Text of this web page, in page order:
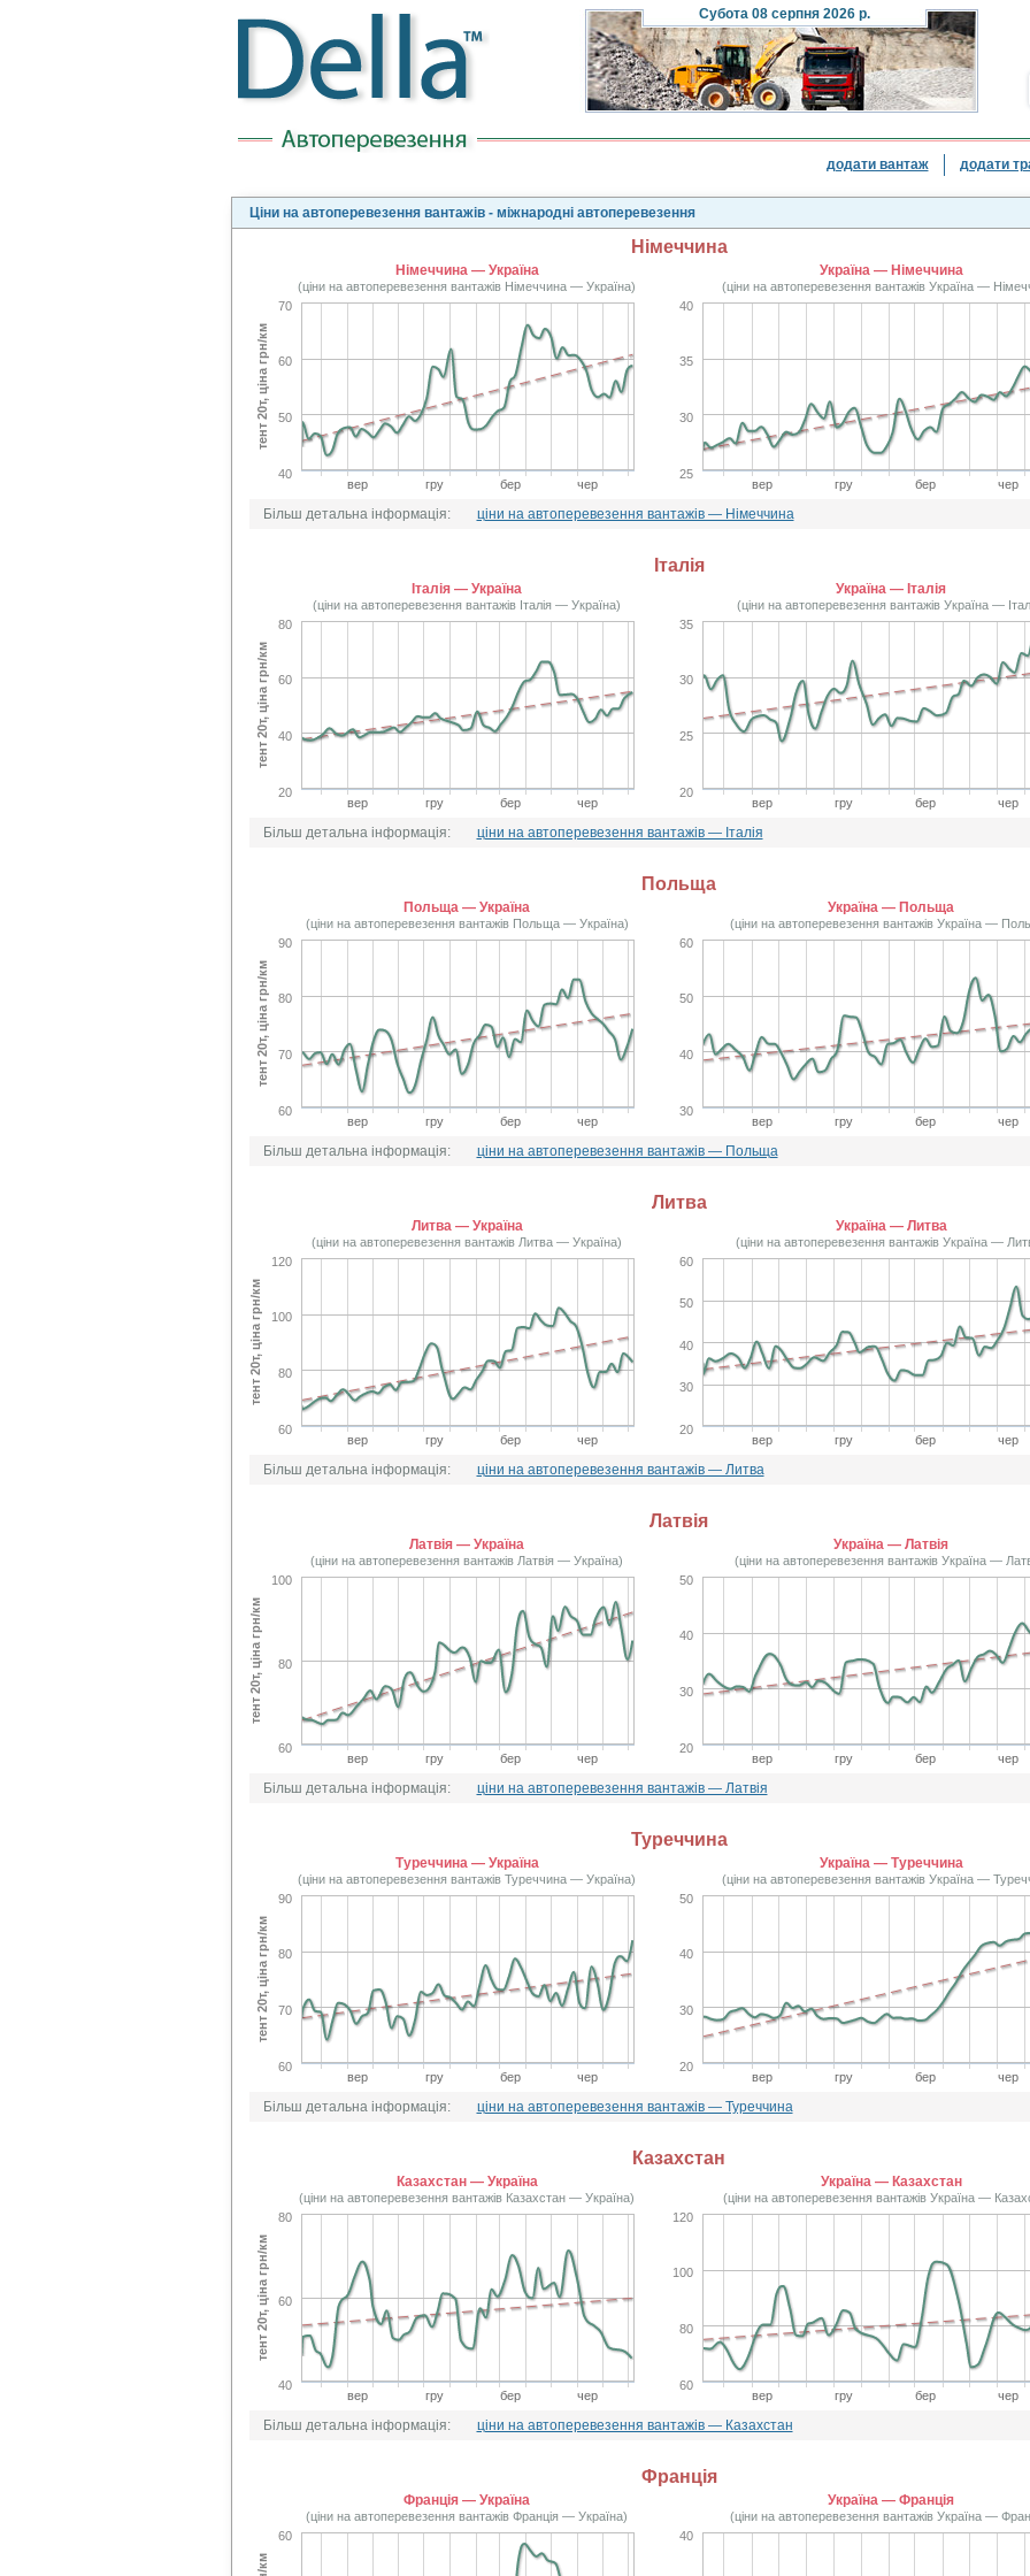
Субота08 серпня 2026 р.
додати вантаж додати
Ціни на автоперевезення вантажів - міжнародні автоперевезення
Німеччина
Німеччина — Україна
(ціни на автоперевезення вантажів Німеччина — Україна)
вер гру бер чер
40
50
60
70
тент 20т, ціна грн/км
Україна — Німеччина
(ціни на автоперевезення вантажів Україна —
вер гру бер чер
25
30
35
40
Більш детальна інформація: ціни на автоперевезення вантажів — Німеччина
Італія
Італія — Україна
(ціни на автоперевезення вантажів Італія — Україна)
вер гру бер чер
20
40
60
80
тент 20т, ціна грн/км
Україна — Італія
(ціни на автоперевезення вантажів Україна —
вер гру бер чер
20
25
30
35
Більш детальна інформація: ціни на автоперевезення вантажів — Італія
Польща
Польща — Україна
(ціни на автоперевезення вантажів Польща — Україна)
вер гру бер чер
60
70
80
90
тент 20т, ціна грн/км
Україна — Польща
(ціни на автоперевезення вантажів Україна —
вер гру бер чер
30
40
50
60
Більш детальна інформація: ціни на автоперевезення вантажів — Польща
Литва
Литва — Україна
(ціни на автоперевезення вантажів Литва — Україна)
вер гру бер чер
60
80
100
120
тент 20т, ціна грн/км
Україна — Литва
(ціни на автоперевезення вантажів Україна —
вер гру бер чер
20
30
40
50
60
Більш детальна інформація: ціни на автоперевезення вантажів — Литва
Латвія
Латвія — Україна
(ціни на автоперевезення вантажів Латвія — Україна)
вер гру бер чер
60
80
100
тент 20т, ціна грн/км
Україна — Латвія
(ціни на автоперевезення вантажів Україна —
вер гру бер чер
20
30
40
50
Більш детальна інформація: ціни на автоперевезення вантажів — Латвія
Туреччина
Туреччина — Україна
(ціни на автоперевезення вантажів Туреччина — Україна)
вер гру бер чер
60
70
80
90
тент 20т, ціна грн/км
Україна — Туреччина
(ціни на автоперевезення вантажів Україна —
вер гру бер чер
20
30
40
50
Більш детальна інформація: ціни на автоперевезення вантажів — Туреччина
Казахстан
Казахстан — Україна
(ціни на автоперевезення вантажів Казахстан — Україна)
вер гру бер чер
40
60
80
тент 20т, ціна грн/км
Україна — Казахстан
(ціни на автоперевезення вантажів Україна —
вер гру бер чер
60
80
100
120
Більш детальна інформація: ціни на автоперевезення вантажів — Казахстан
Франція
Франція — Україна
(ціни на автоперевезення вантажів Франція — Україна)
60
Україна — Франція
(ціни на автоперевезення вантажів Україна —
40